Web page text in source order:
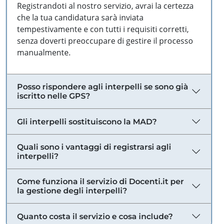
Registrandoti al nostro servizio, avrai la certezza
che la tua candidatura sarà inviata
tempestivamente e con tutti i requisiti corretti,
senza doverti preoccupare di gestire il processo
manualmente.
Posso rispondere agli interpelli se sono già
iscritto nelle GPS?
Gli interpelli sostituiscono la MAD?
Quali sono i vantaggi di registrarsi agli
interpelli?
Come funziona il servizio di Docenti.it per
la gestione degli interpelli?
Quanto costa il servizio e cosa include?